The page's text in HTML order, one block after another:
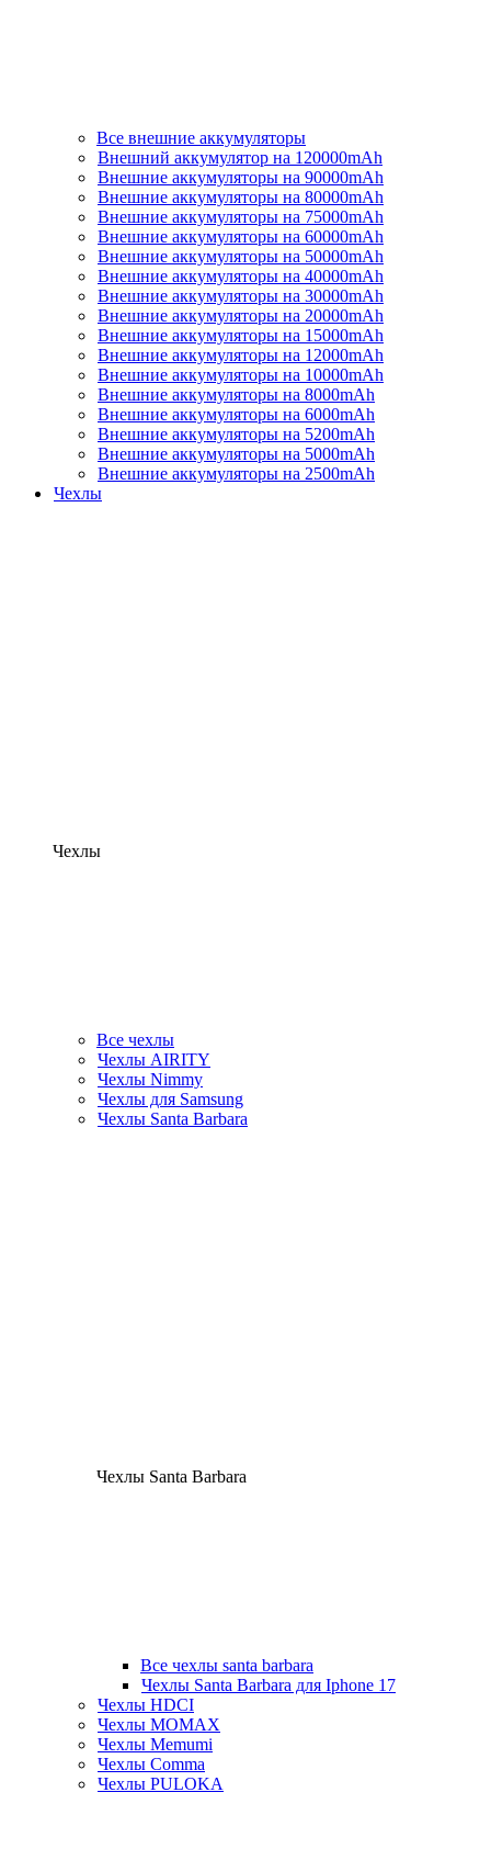
Все внешние аккумуляторы
Внешний аккумулятор на 120000mAh
Внешние аккумуляторы на 90000mAh
Внешние аккумуляторы на 80000mAh
Внешние аккумуляторы на 75000mAh
Внешние аккумуляторы на 60000mAh
Внешние аккумуляторы на 50000mAh
Внешние аккумуляторы на 40000mAh
Внешние аккумуляторы на 30000mAh
Внешние аккумуляторы на 20000mAh
Внешние аккумуляторы на 15000mAh
Внешние аккумуляторы на 12000mAh
Внешние аккумуляторы на 10000mAh
Внешние аккумуляторы на 8000mAh
Внешние аккумуляторы на 6000mAh
Внешние аккумуляторы на 5200mAh
Внешние аккумуляторы на 5000mAh
Внешние аккумуляторы на 2500mAh
Чехлы
Чехлы
Все чехлы
Чехлы AIRITY
Чехлы Nimmy
Чехлы для Samsung
Чехлы Santa Barbara
Чехлы Santa Barbara
Все чехлы santa barbara
Чехлы Santa Barbara для Iphone 17
Чехлы HDCI
Чехлы MOMAX
Чехлы Memumi
Чехлы Comma
Чехлы PULOKA